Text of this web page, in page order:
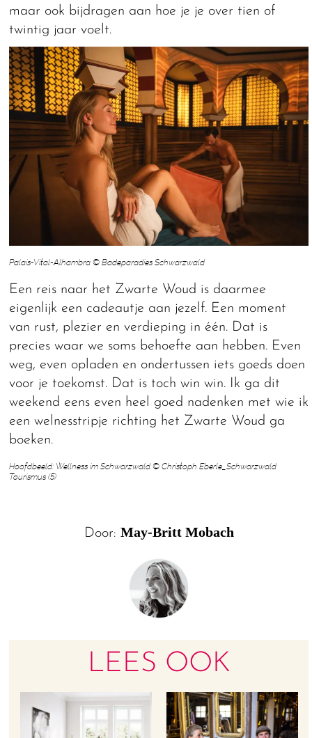
maar ook bijdragen aan hoe je je over tien of
twintig jaar voelt.
Palais-Vital-Alhambra © Badeparadies Schwarzwald
Een reis naar het Zwarte Woud is daarmee
eigenlijk een cadeautje aan jezelf. Een moment
van rust, plezier en verdieping in één. Dat is
precies waar we soms behoefte aan hebben. Even
weg, even opladen en ondertussen iets goeds doen
voor je toekomst. Dat is toch win win. Ik ga dit
weekend eens even heel goed nadenken met wie ik
een welnesstripje richting het Zwarte Woud ga
boeken.
Hoofdbeeld: Wellness im Schwarzwald © Christoph Eberle_Schwarzwald
Tourismus (5)
Door: May-Britt Mobach
LEES OOK